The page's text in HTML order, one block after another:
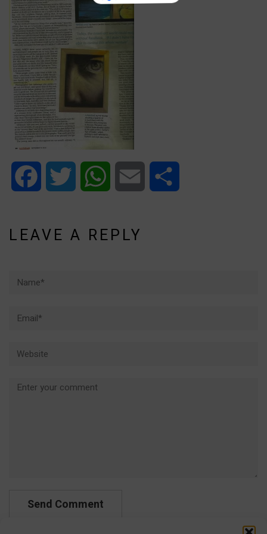
Facebook Twitter WhatsApp Email
LEAVE A REPLY
Comment